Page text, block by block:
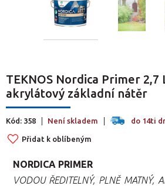
TEKNOS Nordica Primer
akrylátový základní nátěr
Kód: 358 Není skladem do 14ti
Přidat k oblíbeným
NORDICA PRIMER
VODOU ŘEDITELNÝ, PLNĚ MATNÝ,